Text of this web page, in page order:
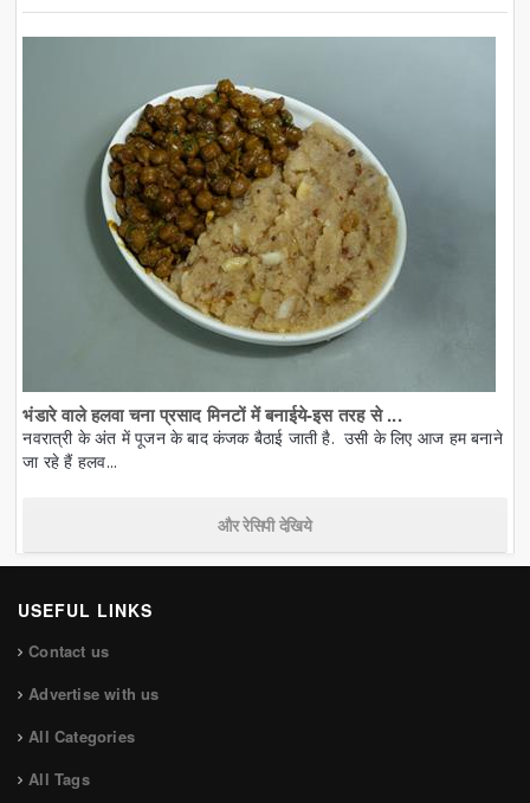
भंडारे वाले हलवा चना प्रसाद मिनटों में बनाईये-इस तरह से ...
नवरात्री के अंत में पूजन के बाद कंजक बैठाई जाती है. उसी के लिए आज हम बनाने
जा रहे हैं हलव...
और रेसिपी देखिये
USEFUL LINKS
Contact us
Advertise with us
All Categories
All Tags